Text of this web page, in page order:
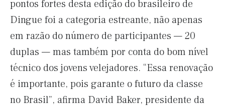
pontos fortes desta edição do brasileiro de
Dingue foi a categoria estreante, não apenas
em razão do número de participantes — 20
duplas — mas também por conta do bom nível
técnico dos jovens velejadores. “Essa renovação
é importante, pois garante o futuro da classe
no Brasil”, afirma David Baker, presidente da